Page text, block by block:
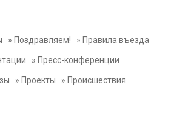
» Поздравляем! » Правила въезда
» Пресс-конференции
» Проекты » Происшествия